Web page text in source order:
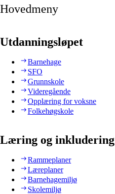
Hovedmeny
Utdanningsløpet
Barnehage
SFO
Grunnskole
Videregående
Opplæring for voksne
Folkehøgskole
Læring og inkludering
Rammeplaner
Læreplaner
Barnehagemiljø
Skolemiljø